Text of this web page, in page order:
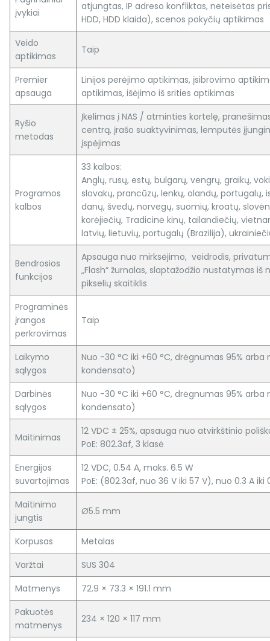
įvykiai
atjungtas, IP adreso konfliktas, neteisėtas
HDD, HDD klaida), scenos pokyčių aptikimas
Veido
aptikimas
Taip
Premier
apsauga
Linijos perėjimo aptikimas, įsibrovimo
aptikimas, išėjimo iš srities aptikimas
Ryšio
metodas
Įkėlimas į NAS / atminties kortelę,
centrą, įrašo suaktyvinimas, lemputės
įspėjimas
Programos
kalbos
33 kalbos:
Anglų, rusų, estų, bulgarų, vengrų, graikų,
slovakų, prancūzų, lenkų, olandų, portugalų,
danų, švedų, norvegų, suomių, kroatų,
korėjiečių, Tradicinė kinų, tailandiečių,
latvių, lietuvių, portugalų (Brazilija),
Bendrosios
funkcijos
Apsauga nuo mirksėjimo, veidrodis,
„Flash“ žurnalas, slaptažodžio nustatymas iš
pikselių skaitiklis
Programinės
įrangos
perkrovimas
Taip
Laikymo
sąlygos
Nuo -30 °C iki +60 °C, drėgnumas 95% arba
kondensato)
Darbinės
sąlygos
Nuo -30 °C iki +60 °C, drėgnumas 95% arba
kondensato)
Maitinimas
12 VDC ± 25%, apsauga nuo atvirkštinio
PoE: 802.3af, 3 klasė
Energijos
suvartojimas
12 VDC, 0.54 A, maks. 6.5 W
PoE: (802.3af, nuo 36 V iki 57 V), nuo 0.3 A iki
Maitinimo
jungtis
Ø5.5 mm
Korpusas
Metalas
Varžtai
SUS 304
Matmenys
72.9 × 73.3 × 191.1 mm
Pakuotės
matmenys
234 × 120 × 117 mm